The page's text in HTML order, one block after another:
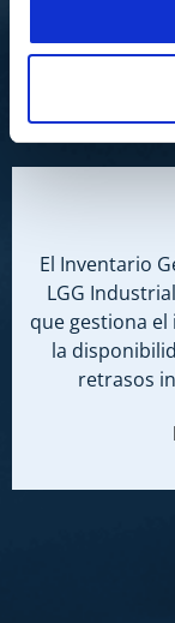
El Inventario
LGG
que gestiona
la
retrasos